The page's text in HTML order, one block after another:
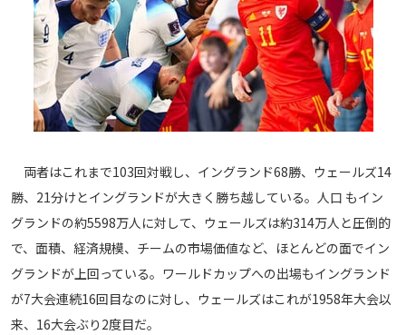
両者はこれまで103回対戦し、イングランド68勝、ウェールズ14
勝、21分けとイングランドが大きく勝ち越している。人口 もイン
グランドの約5598万人に対して、ウェールズは約314万人と圧倒的
で、面積、経済規模、チームの市場価値など、ほとんどの面でイン
グランドが上回っている。ワールドカップへの出場もイングランド
が7大会連続16回目なのに対し、ウェールズはこれが1958年大会以
来、16大会ぶり2度目だ。